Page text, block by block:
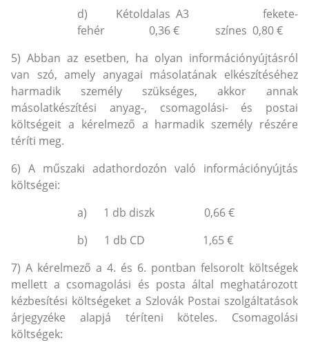
d) Kétoldalas A3 fekete-
fehér 0,36 € színes 0,80 €
5) Abban az esetben, ha olyan információnyújtásról
van szó, amely anyagai másolatának elkészítéséhez
harmadik személy szükséges, akkor annak
másolatkészítési anyag-, csomagolási- és postai
költségeit a kérelmező a harmadik személy részére
téríti meg.
6) A műszaki adathordozón való információnyújtás
költségei:
a) 1 db diszk 0,66 €
b) 1 db CD 1,65 €
7) A kérelmező a 4. és 6. pontban felsorolt költségek
mellett a csomagolási és posta által meghatározott
kézbesítési költségeket a Szlovák Postai szolgáltatások
árjegyzéke alapjá téríteni köteles. Csomagolási
költségek: